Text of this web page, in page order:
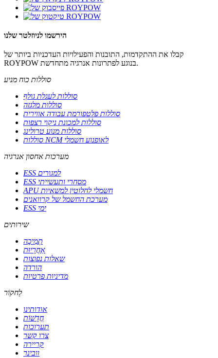
הירשמו לניוזלטר שלנו
קבלו את ההתקדמות, התובנות והפעילויות העדכניות ביותר של
ROYPOW בנוגע לפתרונות אנרגיה מתחדשת.
סוללות כוח מניע
סוללות לעגלת גולף
סוללות מלגזה
סוללות פלטפורמת עבודה אווירית
סוללות למכונת ניקוי רצפות
סוללות מנוע טרולינג
סוללות NCM לאופנוע חשמלי
מערכות אחסון אנרגיה
ESS למגורים
ESS מסחרי ותעשייתי
APU חשמלי לחלוטין למשאיות
מערכת החשמל של קרוואנים
ESS ימי
שירותים
תְמִיכָה
אַחֲרָיוּת
שאלות נפוצות
הורדה
מדיניות פרטיות
לַחקוֹר
אודותינו
חֲדָשׁוֹת
תערוכות
צרו קשר
קריירה
וובינר